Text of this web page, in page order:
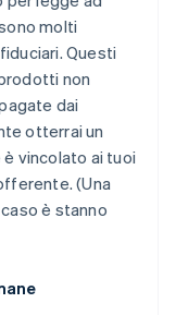
molti
Questi
non
dai
otterrai un
vincolato ai tuoi
(Una
è stanno